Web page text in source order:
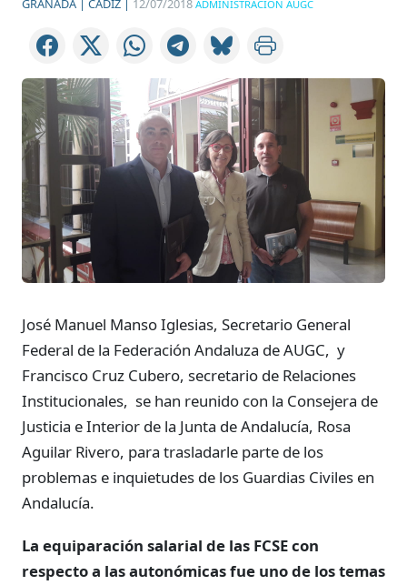
GRANADA | CÁDIZ | 12/07/2018 ADMINISTRACIÓN AUGC
José Manuel Manso Iglesias, Secretario General
Federal de la Federación Andaluza de AUGC, y
Francisco Cruz Cubero, secretario de Relaciones
Institucionales, se han reunido con la Consejera de
Justicia e Interior de la Junta de Andalucía, Rosa
Aguilar Rivero, para trasladarle parte de los
problemas e inquietudes de los Guardias Civiles en
Andalucía.
La equiparación salarial de las FCSE con
respecto a las autonómicas fue uno de los temas